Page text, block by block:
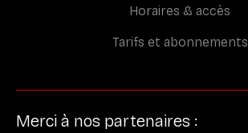
Horaires & accès
Tarifs et abonnements
Merci à nos partenaires :